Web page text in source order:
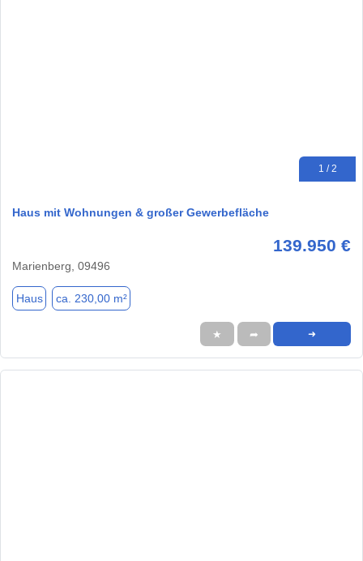
1 / 2
Haus mit Wohnungen & großer Gewerbefläche
139.950 €
Marienberg, 09496
Haus ca. 230,00 m²
★ ➦ ➜